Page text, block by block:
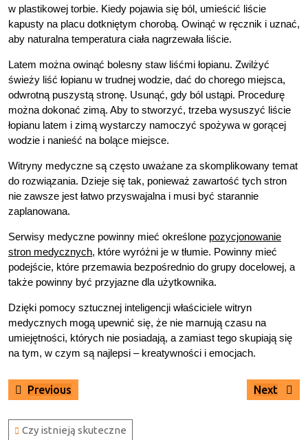
w plastikowej torbie. Kiedy pojawia się ból, umieścić liście
kapusty na placu dotkniętym chorobą. Owinąć w ręcznik i uznać,
aby naturalna temperatura ciała nagrzewała liście.
Latem można owinąć bolesny staw liśćmi łopianu. Zwilżyć
świeży liść łopianu w trudnej wodzie, dać do chorego miejsca,
odwrotną puszystą stronę. Usunąć, gdy ból ustąpi. Procedurę
można dokonać zimą. Aby to stworzyć, trzeba wysuszyć liście
łopianu latem i zimą wystarczy namoczyć spożywa w gorącej
wodzie i nanieść na bolące miejsce.
Witryny medyczne są często uważane za skomplikowany temat
do rozwiązania. Dzieje się tak, ponieważ zawartość tych stron
nie zawsze jest łatwo przyswajalna i musi być starannie
zaplanowana.
Serwisy medyczne powinny mieć określone pozycjonowanie
stron medycznych, które wyróżni je w tłumie. Powinny mieć
podejście, które przemawia bezpośrednio do grupy docelowej, a
także powinny być przyjazne dla użytkownika.
Dzięki pomocy sztucznej inteligencji właściciele witryn
medycznych mogą upewnić się, że nie marnują czasu na
umiejętności, których nie posiadają, a zamiast tego skupiają się
na tym, w czym są najlepsi – kreatywności i emocjach.
Nawigacja
wpisu
Previous Next
Next
Czy istnieją skuteczne